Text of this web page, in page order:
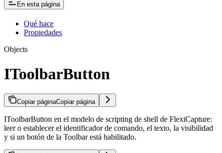
En esta página
Qué hace
Propiedades
Objects
IToolbarButton
Copiar páginaCopiar página
IToolbarButton en el modelo de scripting de shell de FlexiCapture:
leer o establecer el identificador de comando, el texto, la visibilidad
y si un botón de la Toolbar está habilitado.